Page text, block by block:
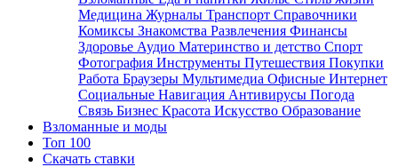
Медицина Журналы Транспорт Справочники
Комиксы Знакомства Развлечения Финансы
Здоровье Аудио Материнство и детство Спорт
Фотография Инструменты Путешествия Покупки
Работа Браузеры Мультимедиа Офисные Интернет
Социальные Навигация Антивирусы Погода
Связь Бизнес Красота Искусство Образование
Взломанные и моды
Топ 100
Скачать ставки